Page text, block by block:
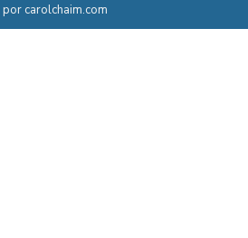
por carolchaim.com